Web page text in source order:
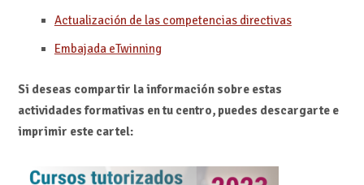
Actualización de las competencias directivas
Embajada eTwinning
Si deseas compartir la información sobre estas
actividades formativas en tu centro, puedes descargarte e
imprimir este cartel: